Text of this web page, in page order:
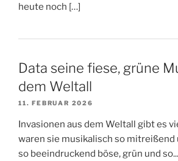
heute noch […]
Data seine fiese, grüne
dem Weltall
11. FEBRUAR 2026
Invasionen aus dem Weltall gibt es
waren sie musikalisch so mitreißend
so beeindruckend böse, grün und